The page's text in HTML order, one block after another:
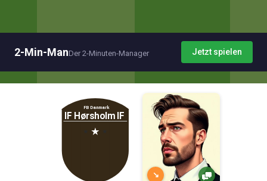
2-Min-ManDer 2-Minuten-Manager Jetzt spielen
↘